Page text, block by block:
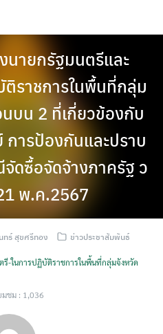
นายกรัฐมนตรีและ
ราชการในพื้นที่กลุ่ม
บน 2 ที่เกี่ยวข้องกับ
ารป้องกันและปราบ
ดซื้อจัดจ้างภาครัฐ ว
พ.ค.2567
ทร์ สุขศรีทอง ข่าวประชาสัมพันธ์
รี-ในการปฏิบัติราชการในพื้นที่กลุ่มจังหวัด
มชม : 1,036